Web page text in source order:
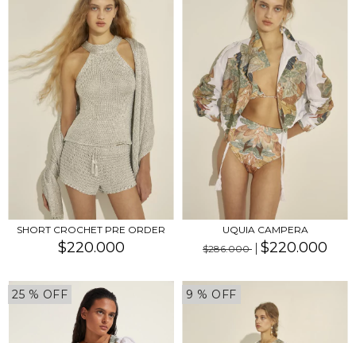
SHORT CROCHET PRE ORDER
$220.000
UQUIA CAMPERA
$286.000
$220.000
25 % OFF 9 % OFF